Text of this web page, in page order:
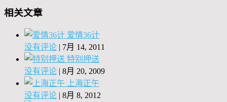
相关文章
爱情36计
没有评论 | 7月 14, 2011
特别押送
没有评论 | 8月 20, 2009
上海正午
没有评论 | 8月 8, 2012